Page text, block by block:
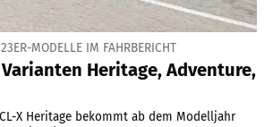
MODELLE IM FAHRBERICHT
Heritage, Adventure,
X Heritage bekommt ab dem Modelljahr